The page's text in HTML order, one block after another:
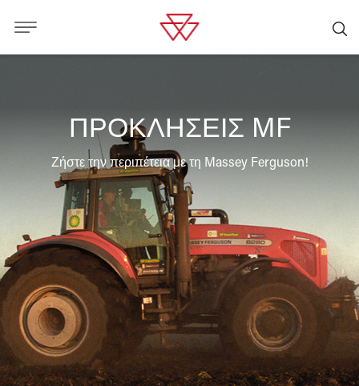
ΠΡΟΚΛΉΣΕΙΣ MF
Ζήστε την περιπέτεια με τη Massey Ferguson!